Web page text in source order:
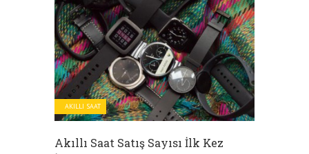
AKILLI SAAT
Akıllı Saat Satış Sayısı İlk Kez